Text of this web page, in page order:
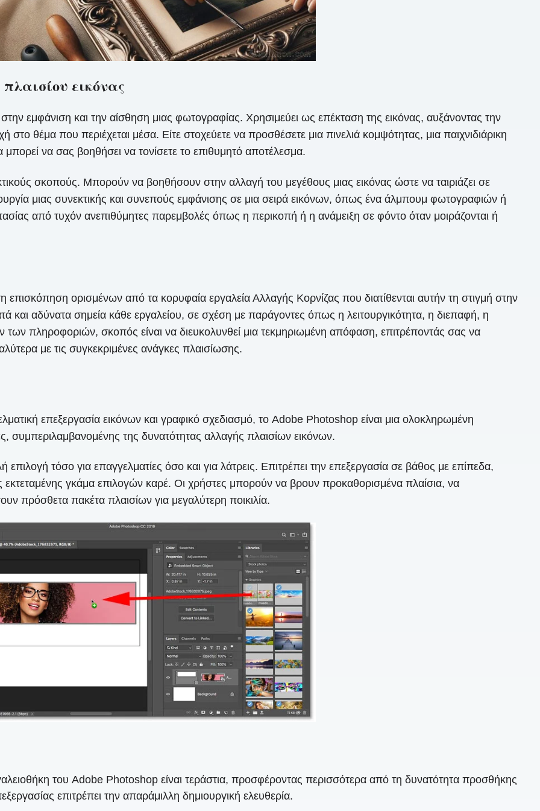
εικόνας
εμφάνιση και την αίσθηση μιας φωτογραφίας. Χρησιμεύει ως επέκταση της εικόνας, αυξάνοντας την
στο θέμα που περιέχεται μέσα. Είτε στοχεύετε να προσθέσετε μια πινελιά κομψότητας, μια παιχνιδιάρικη
να σας βοηθήσει να τονίσετε το επιθυμητό αποτέλεσμα.
σκοπούς. Μπορούν να βοηθήσουν στην αλλαγή του μεγέθους μιας εικόνας ώστε να ταιριάζει σε
μιας συνεκτικής και συνεπούς εμφάνισης σε μια σειρά εικόνων, όπως ένα άλμπουμ φωτογραφιών ή
από τυχόν ανεπιθύμητες παρεμβολές όπως η περικοπή ή η ανάμειξη σε φόντο όταν μοιράζονται ή
επισκόπηση ορισμένων από τα κορυφαία εργαλεία Αλλαγής Κορνίζας που διατίθενται αυτήν τη στιγμή στην
και αδύνατα σημεία κάθε εργαλείου, σε σχέση με παράγοντες όπως η λειτουργικότητα, η διεπαφή, η
των πληροφοριών, σκοπός είναι να διευκολυνθεί μια τεκμηριωμένη απόφαση, επιτρέποντάς σας να
με τις συγκεκριμένες ανάγκες πλαισίωσης.
επεξεργασία εικόνων και γραφικό σχεδιασμό, το Adobe Photoshop είναι μια ολοκληρωμένη
συμπεριλαμβανομένης της δυνατότητας αλλαγής πλαισίων εικόνων.
τόσο για επαγγελματίες όσο και για λάτρεις. Επιτρέπει την επεξεργασία σε βάθος με επίπεδα,
γκάμα επιλογών καρέ. Οι χρήστες μπορούν να βρουν προκαθορισμένα πλαίσια, να
πρόσθετα πακέτα πλαισίων για μεγαλύτερη ποικιλία.
του Adobe Photoshop είναι τεράστια, προσφέροντας περισσότερα από τη δυνατότητα προσθήκης
επιτρέπει την απαράμιλλη δημιουργική ελευθερία.